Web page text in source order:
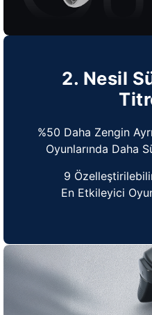
2. Nesil
%50 Daha Zengin
Oyunlarında Daha
9
En Etkileyici